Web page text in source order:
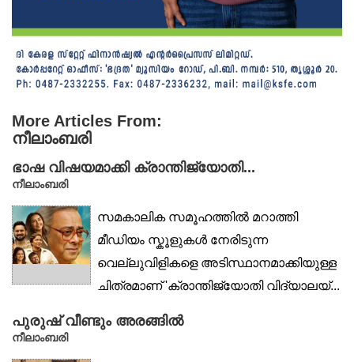
More Articles From:
നീലാംബരി
ഭാഷ വിഷയമാക്കി ക്രാന്തിജ്യോതി...
നീലാംബരി
സമകാലിക സമൂഹത്തിൽ മറാത്തി
മീഡിയം സ്കൂളുകൾ നേരിടുന്ന
വെല്ലുവിളികളെ അടിസ്ഥാനമാക്കിയുള്ള
ചിത്രമാണ് 'ക്രാന്തിജ്യോതി വിദ്യാലയ്‌...
പുരുഷ് വീണ്ടും അരങ്ങിൽ
നീലാംബരി